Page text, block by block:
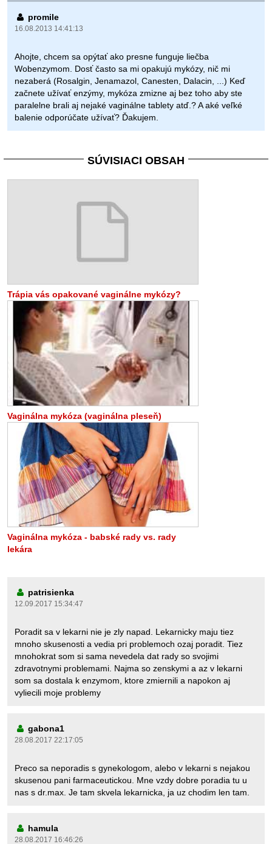
promile
16.08.2013 14:41:13
Ahojte, chcem sa opýtať ako presne funguje liečba
Wobenzymom. Dosť často sa mi opakujú mykózy, nič mi
nezaberá (Rosalgin, Jenamazol, Canesten, Dalacin, ...) Keď
začnete užívať enzýmy, mykóza zmizne aj bez toho aby ste
paralelne brali aj nejaké vaginálne tablety atď.? A aké veľké
balenie odporúčate užívať? Ďakujem.
SÚVISIACI OBSAH
Trápia vás opakované vaginálne mykózy?
Vaginálna mykóza (vaginálna pleseň)
Vaginálna mykóza - babské rady vs. rady
lekára
patrisienka
12.09.2017 15:34:47
Poradit sa v lekarni nie je zly napad. Lekarnicky maju tiez
mnoho skusenosti a vedia pri problemoch ozaj poradit. Tiez
mnohokrat som si sama nevedela dat rady so svojimi
zdravotnymi problemami. Najma so zenskymi a az v lekarni
som sa dostala k enzymom, ktore zmiernili a napokon aj
vyliecili moje problemy
gabona1
28.08.2017 22:17:05
Preco sa neporadis s gynekologom, alebo v lekarni s nejakou
skusenou pani farmaceutickou. Mne vzdy dobre poradia tu u
nas s dr.max. Je tam skvela lekarnicka, ja uz chodim len tam.
hamula
28.08.2017 16:46:26